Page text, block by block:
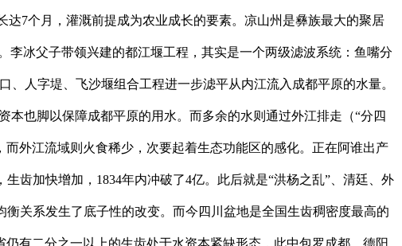
7个月，灌溉前提成为农业成长的要素。凉山州是彝族最大的聚居
李冰父子带领兴建的都江堰工程，其实是一个两级滤波系统：鱼嘴分
人字堤、飞沙堰组合工程进一步滤平从内江流入成都平原的水量。
也脚以保障成都平原的用水。而多余的水则通过外江排走（“分四
外江流域则火食稀少，次要起着生态功能区的感化。正在阿谁出产
齿加快增加，1834年内冲破了4亿。此后就是“洪杨之乱”、清廷、外
关系发生了底子性的改变。而今四川盆地是全国生齿稠密度最高的